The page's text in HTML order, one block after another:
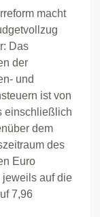
macht
Das
der
und
ist von
einschließlich
dem
des
Euro
jeweils auf die
7,96